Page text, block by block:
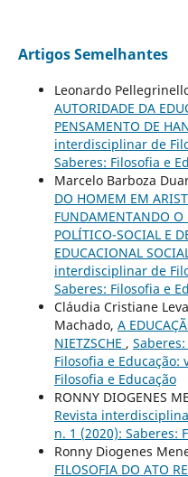
Artigos Semelhantes
Leonardo
AUTORIDADE DA
PENSAMENTO DE
interdisciplinar de
Saberes: Filosofia e
Marcelo Barboza
DO HOMEM EM
FUNDAMENTANDO O
POLÍTICO-SOCIAL E
EDUCACIONAL
interdisciplinar de
Saberes: Filosofia e
Cláudia Cristiane
Machado, A
NIETZSCHE ,
Filosofia e Educação:
Filosofia e Educação
RONNY DIOGENES
Revista
n. 1 (2020): Saberes:
Ronny Diogenes
FILOSOFIA DO ATO